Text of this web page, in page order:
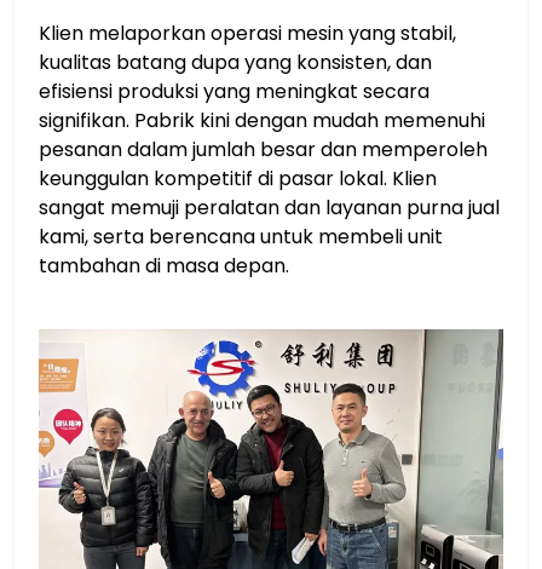
Klien melaporkan operasi mesin yang stabil,
kualitas batang dupa yang konsisten, dan
efisiensi produksi yang meningkat secara
signifikan. Pabrik kini dengan mudah memenuhi
pesanan dalam jumlah besar dan memperoleh
keunggulan kompetitif di pasar lokal. Klien
sangat memuji peralatan dan layanan purna jual
kami, serta berencana untuk membeli unit
tambahan di masa depan.